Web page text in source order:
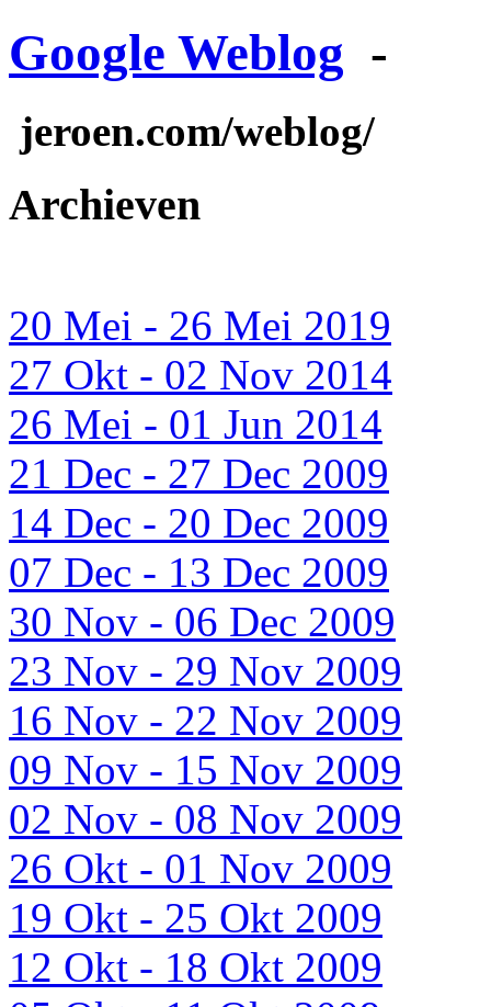
Google Weblog -
jeroen.com/weblog/
Archieven
20 Mei - 26 Mei 2019
27 Okt - 02 Nov 2014
26 Mei - 01 Jun 2014
21 Dec - 27 Dec 2009
14 Dec - 20 Dec 2009
07 Dec - 13 Dec 2009
30 Nov - 06 Dec 2009
23 Nov - 29 Nov 2009
16 Nov - 22 Nov 2009
09 Nov - 15 Nov 2009
02 Nov - 08 Nov 2009
26 Okt - 01 Nov 2009
19 Okt - 25 Okt 2009
12 Okt - 18 Okt 2009